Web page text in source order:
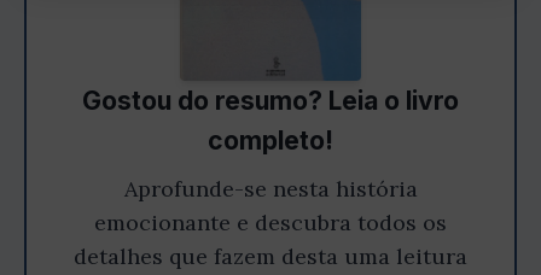
Gostou do resumo? Leia o livro
completo!
Aprofunde-se nesta história
emocionante e descubra todos os
detalhes que fazem desta uma leitura